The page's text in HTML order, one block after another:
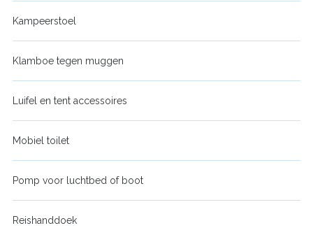
Kampeerstoel
Klamboe tegen muggen
Luifel en tent accessoires
Mobiel toilet
Pomp voor luchtbed of boot
Reishanddoek